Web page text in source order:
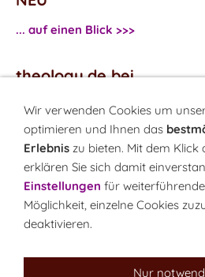
... auf einen Blick >>>
theology.de bei
...Facebook
...Twitter
Monatsrätsel
Rätseln & Gewinnen!
Wir verwenden Cookies um
optimieren und Ihnen das
Erlebnis zu bieten. Mit dem Klick
erklären Sie sich damit
Einstellungen für
Möglichkeit, einzelne Cookies
deaktivieren.
Nur